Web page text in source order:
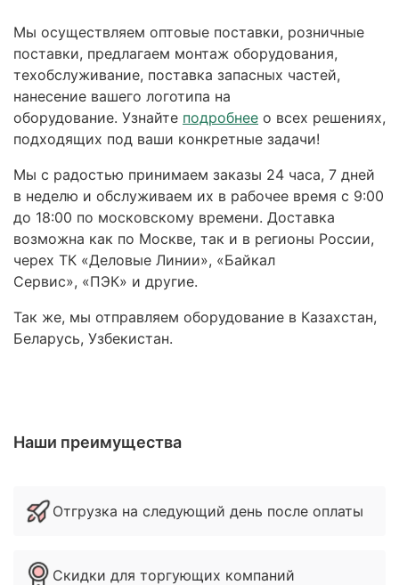
Мы осуществляем оптовые поставки, розничные
поставки, предлагаем монтаж оборудования,
техобслуживание, поставка запасных частей,
нанесение вашего логотипа на
оборудование. Узнайте подробнее о всех решениях,
подходящих под ваши конкретные задачи!
Мы с радостью принимаем заказы 24 часа, 7 дней
в неделю и обслуживаем их в рабочее время с 9:00
до 18:00 по московскому времени. Доставка
возможна как по Москве, так и в регионы России,
черех ТК «Деловые Линии», «Байкал
Сервис», «ПЭК» и другие.
Так же, мы отправляем оборудование в Казахстан,
Беларусь, Узбекистан.
Наши преимущества
Отгрузка на следующий день после оплаты
Скидки для торгующих компаний